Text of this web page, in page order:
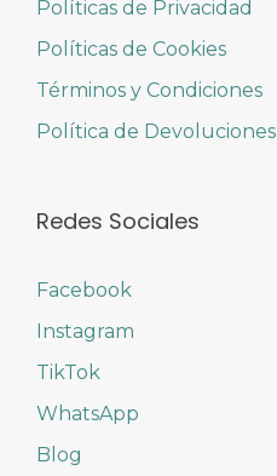
Políticas de Privacidad
Políticas de Cookies
Términos y Condiciones
Política de Devoluciones
Redes Sociales
Facebook
Instagram
TikTok
WhatsApp
Blog